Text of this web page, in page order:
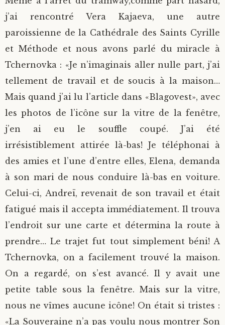
j’ai rencontré Vera Kajaeva, une autre
paroissienne de la Cathédrale des Saints Cyrille
et Méthode et nous avons parlé du miracle à
Tchernovka : «Je n’imaginais aller nulle part, j’ai
tellement de travail et de soucis à la maison…
Mais quand j’ai lu l’article dans «Blagovest», avec
les photos de l’icône sur la vitre de la fenêtre,
j’en ai eu le souffle coupé. J’ai été
irrésistiblement attirée là-bas! Je téléphonai à
des amies et l’une d’entre elles, Elena, demanda
à son mari de nous conduire là-bas en voiture.
Celui-ci, Andreï, revenait de son travail et était
fatigué mais il accepta immédiatement. Il trouva
l’endroit sur une carte et détermina la route à
prendre… Le trajet fut tout simplement béni! A
Tchernovka, on a facilement trouvé la maison.
On a regardé, on s’est avancé. Il y avait une
petite table sous la fenêtre. Mais sur la vitre,
nous ne vîmes aucune icône! On était si tristes :
«La Souveraine n’a pas voulu nous montrer Son